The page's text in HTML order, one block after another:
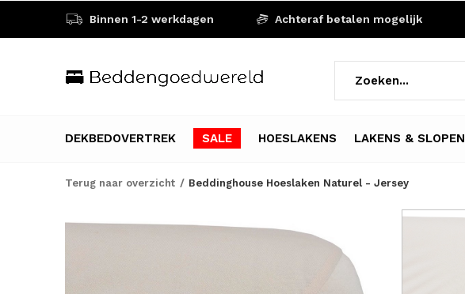
DEKBEDOVERTREK SALE HOESLAKENS LAKENS & SLOPEN
Binnen 1-2 werkdagen Achteraf betalen mogelijk
Terug naar overzicht Beddinghouse Hoeslaken Naturel - Jersey